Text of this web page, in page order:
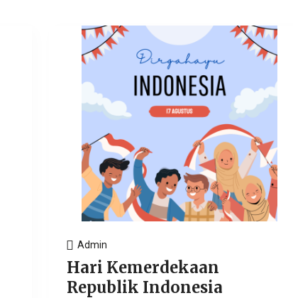
Admin
Hari Kemerdekaan
Republik Indonesia